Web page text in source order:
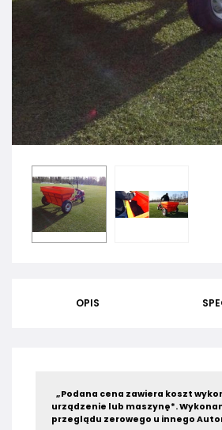
OPIS
„Podana cena zawiera koszt
urządzenie lub maszynę*.
przeglądu zerowego u innego